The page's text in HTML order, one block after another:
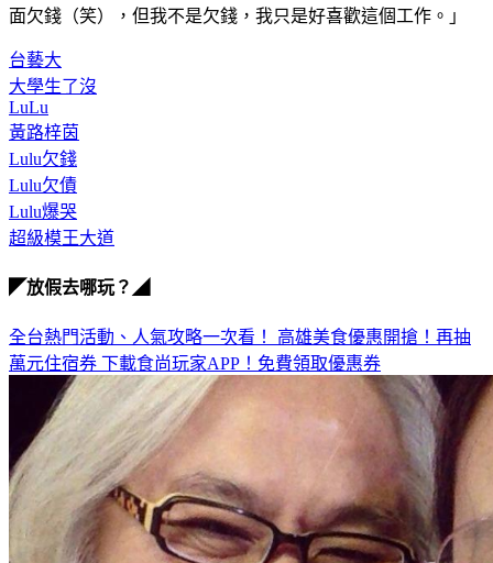
面欠錢（笑），但我不是欠錢，我只是好喜歡這個工作。」
台藝大
大學生了沒
LuLu
黃路梓茵
Lulu欠錢
Lulu欠債
Lulu爆哭
超級模王大道
◤放假去哪玩？◢
全台熱門活動、人氣攻略一次看！ 高雄美食優惠開搶！再抽
萬元住宿券 下載食尚玩家APP！免費領取優惠券